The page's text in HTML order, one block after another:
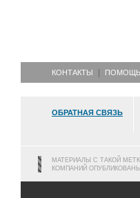
КОНТАКТЫ ПОМОЩЬ
ОБРАТНАЯ СВЯЗЬ
МАТЕРИАЛЫ С ТАКОЙ
КОМПАНИЙ